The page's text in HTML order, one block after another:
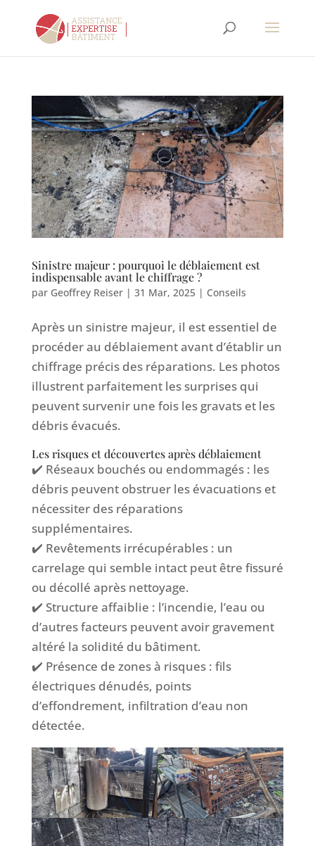
Sinistre majeur : pourquoi le déblaiement est
indispensable avant le chiffrage ?
par Geoffrey Reiser| 31 Mar, 2025| Conseils
Après un sinistre majeur, il est essentiel de
procéder au déblaiement avant d’établir un
chiffrage précis des réparations. Les photos
illustrent parfaitement les surprises qui
peuvent survenir une fois les gravats et les
débris évacués.
Les risques et découvertes après déblaiement
✔️ Réseaux bouchés ou endommagés : les
débris peuvent obstruer les évacuations et
nécessiter des réparations
supplémentaires.
✔️ Revêtements irrécupérables : un
carrelage qui semble intact peut être fissuré
ou décollé après nettoyage.
✔️ Structure affaiblie : l’incendie, l’eau ou
d’autres facteurs peuvent avoir gravement
altéré la solidité du bâtiment.
✔️ Présence de zones à risques : fils
électriques dénudés, points
d’effondrement, infiltration d’eau non
détectée.